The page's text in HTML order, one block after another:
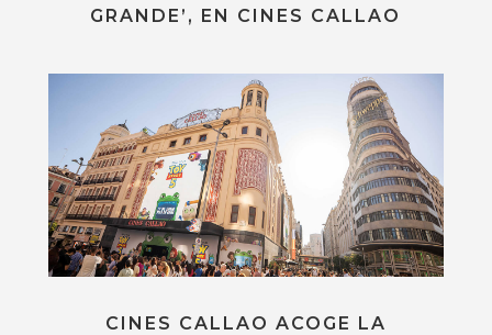
GRANDE’, EN CINES CALLAO
CINES CALLAO ACOGE LA